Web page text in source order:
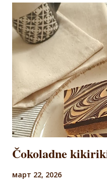
se kora peče, skuvati fil. U
deo mleka i šećer, a u
vrelo mleko dodati
mešajući da se ne bi
folijom i ostaviti da se
izmutiti mikserom, a zatim
temperature i sve zajedno
modlom (preč...
Čokoladne
март 22, 2026